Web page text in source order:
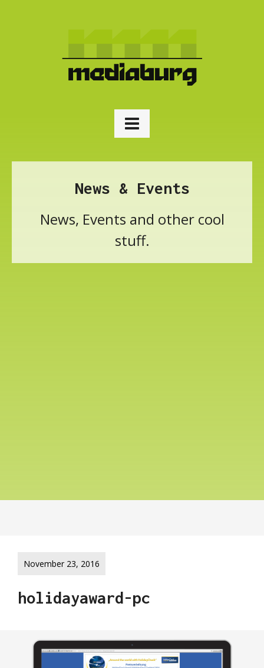
News & Events
News, Events and other cool
stuff.
November 23, 2016
holidayaward-pc